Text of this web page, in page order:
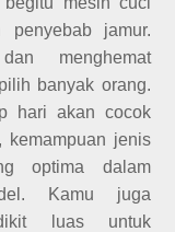
jamur.
menghemat
banyak orang.
hari akan cocok
kemampuan jenis
optima dalam
Kamu juga
luas untuk